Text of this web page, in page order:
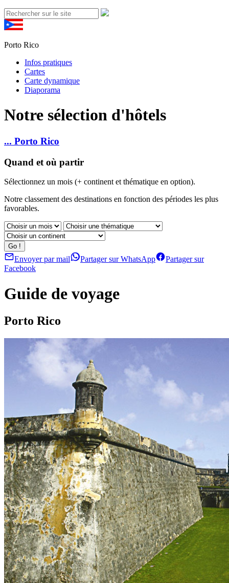
Porto Rico
Infos pratiques
Cartes
Carte dynamique
Diaporama
Notre sélection d'hôtels
... Porto Rico
Quand et où partir
Sélectionnez un mois (+ continent et thématique en option).
Notre classement des destinations en fonction des périodes les plus
favorables.
Envoyer par mail Partager sur WhatsApp
Partager sur
Facebook
Guide de voyage
Porto Rico